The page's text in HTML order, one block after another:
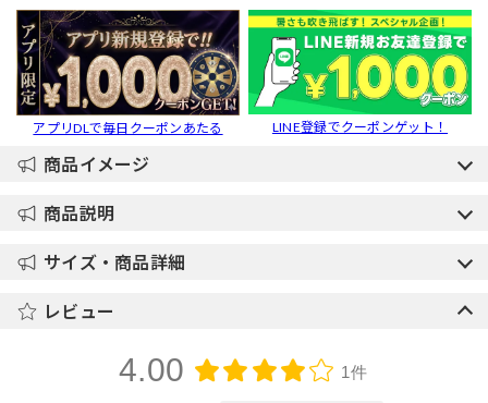
アプリDLで毎日クーポンあたる LINE登録でクーポンゲット！
商品イメージ
商品説明
サイズ・商品詳細
レビュー
4.00 1件